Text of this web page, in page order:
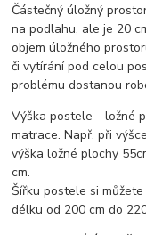
Částečný úložný
na podlahu, ale je 20
objem úložného
či vytírání pod celou
problému dostanou
Výška postele - ložné
matrace. Např. při
výška ložné plochy
cm.
Šířku postele si
délku od 200 cm do